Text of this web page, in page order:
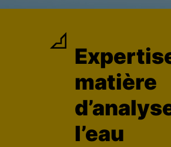
matière
l’eau